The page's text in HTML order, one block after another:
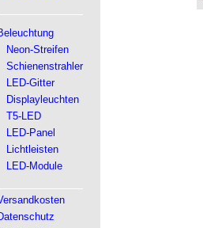
Neon-Streifen
Schienenstrahler
LED-Gitter
Displayleuchten
T5-LED
LED-Panel
Lichtleisten
LED-Module